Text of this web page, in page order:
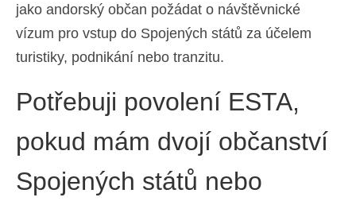
jako andorský občan požádat o návštěvnické
vízum pro vstup do Spojených států za účelem
turistiky, podnikání nebo tranzitu.
Potřebuji povolení ESTA,
pokud mám dvojí občanství
Spojených států nebo